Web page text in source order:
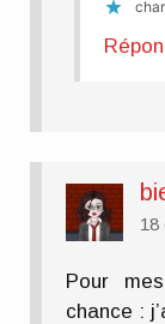
18
Pour
chance :